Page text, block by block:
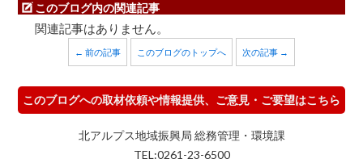
このブログ内の関連記事
関連記事はありません。
← 前の記事 このブログのトップへ 次の記事 →
このブログへの取材依頼や情報提供、ご意見・ご要望はこちら
北アルプス地域振興局 総務管理・環境課
TEL:0261-23-6500